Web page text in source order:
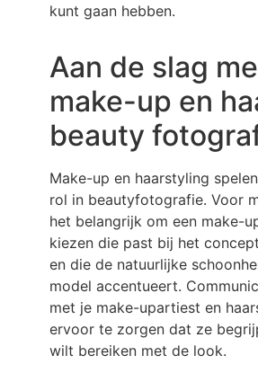
kunt gaan hebben.
Aan de slag
make-up en
beauty
Make-up en haarstyling
rol in beautyfotografie. Voor
het belangrijk om een make-
kiezen die past bij het
en die de natuurlijke
model accentueert.
met je make-upartiest en
ervoor te zorgen dat ze
wilt bereiken met de look.